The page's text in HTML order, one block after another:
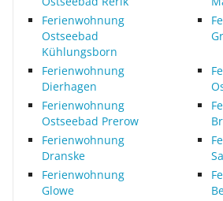
Ferienwohnung
Ostseebad
Kühlungsborn
Ferienwohnung
Dierhagen
Ferienwohnung
Ostseebad Prerow
Ferienwohnung
Dranske
Ferienwohnung
Glowe